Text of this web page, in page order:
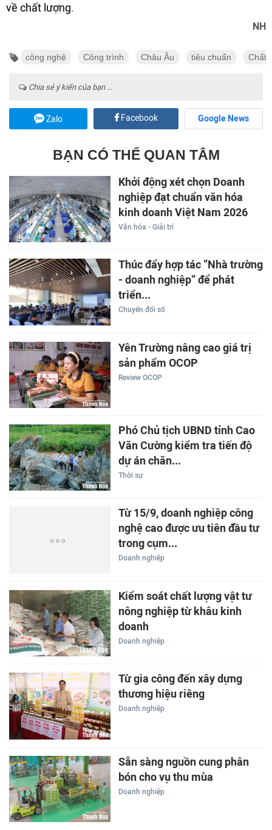
về chất lượng.
NH
công nghệ Công trình Châu Âu tiêu chuẩn Chất
Chia sẻ ý kiến của bạn ...
Zalo Facebook Google News
BẠN CÓ THỂ QUAN TÂM
Khởi động xét chọn Doanh
nghiệp đạt chuẩn văn hóa
kinh doanh Việt Nam 2026
Văn hóa - Giải trí
Thúc đẩy hợp tác “Nhà trường
- doanh nghiệp” để phát
triển...
Chuyển đổi số
Yên Trường nâng cao giá trị
sản phẩm OCOP
Review OCOP
Phó Chủ tịch UBND tỉnh Cao
Văn Cường kiểm tra tiến độ
dự án chăn...
Thời sự
Từ 15/9, doanh nghiệp công
nghệ cao được ưu tiên đầu tư
trong cụm...
Doanh nghiệp
Kiểm soát chất lượng vật tư
nông nghiệp từ khâu kinh
doanh
Doanh nghiệp
Từ gia công đến xây dựng
thương hiệu riêng
Doanh nghiệp
Sẵn sàng nguồn cung phân
bón cho vụ thu mùa
Doanh nghiệp